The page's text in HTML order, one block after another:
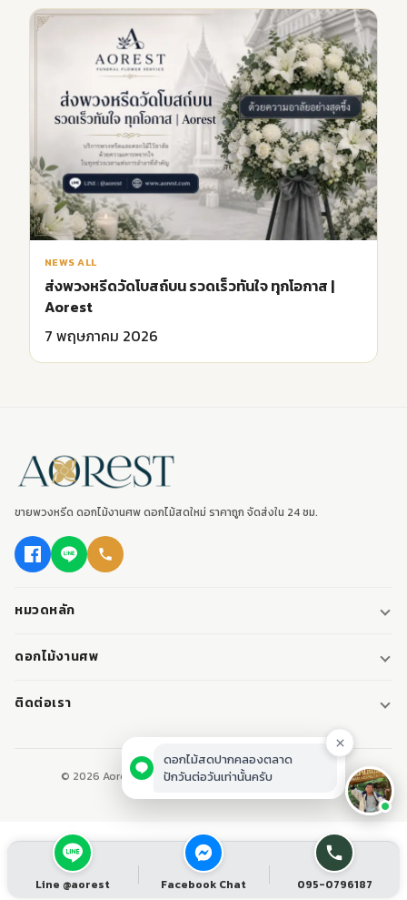
NEWS ALL
ส่งพวงหรีดวัดโบสถ์บน รวดเร็วทันใจ ทุกโอกาส |
Aorest
7 พฤษภาคม 2026
ขายพวงหรีด ดอกไม้งานศพ ดอกไม้สดใหม่ ราคาถูก จัดส่งใน 24 ชม.
หมวดหลัก
พวงหรีด
พวงหรีดมาลา
หรีดหนังสือ
ดอกไม้งานศพ
ดอกไม้หน้าศพ
ติดต่อเรา
ปากคลองตลาด เขตพระนคร กทม.
© 2026 Aorest. ขายพวงหรีด ดอกไม้งานศพ ปากคลองตลาด.
Line @aorest Facebook Chat 095-0796187
ดอกไม้สดปากคลองตลาด
ปักวันต่อวันเท่านั้นครับ